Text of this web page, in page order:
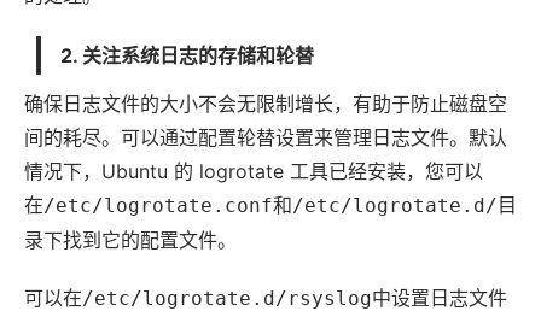
2. 关注系统日志的存储和轮替
确保日志文件的大小不会无限制增长，有助于防止磁盘空
间的耗尽。可以通过配置轮替设置来管理日志文件。默认
情况下，Ubuntu 的 logrotate 工具已经安装，您可以
在/etc/logrotate.conf和/etc/logrotate.d/ 目
录下找到它的配置文件。
可以在/etc/logrotate.d/rsyslog中设置日志文件